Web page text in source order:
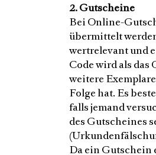
2. Gutscheine
Bei Online-
übermittelt
wertrelevant und
Code wird als
weitere
Folge hat. Es
falls jemand
des Gutscheines
Da ein Gutschein